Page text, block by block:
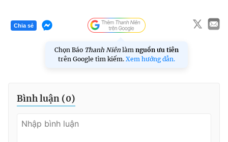
Chia sẻ
Chọn Báo Thanh Niên làm nguồn ưu tiên
trên Google tìm kiếm. Xem hướng dẫn.
Bình luận (0)